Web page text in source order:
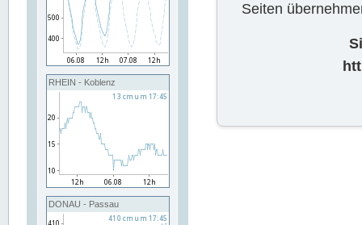
RHEIN - Koblenz
DONAU - Passau
Seiten